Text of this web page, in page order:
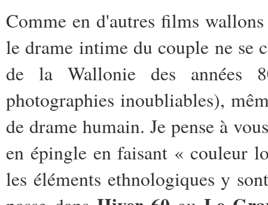
Comme en d'autres films
le drame intime du couple ne se
de la Wallonie des années
photographies inoubliables),
de drame humain. Je pense à
en épingle en faisant « couleur
les éléments ethnologiques y